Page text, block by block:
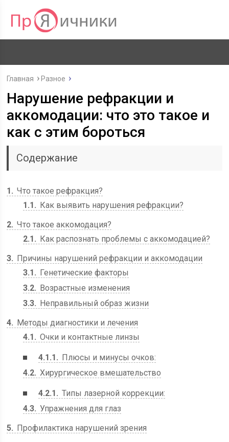
Главная Разное
Нарушение рефракции и
аккомодации: что это такое и
как с этим бороться
Содержание
1
Что такое рефракция?
1.1
Как выявить нарушения рефракции?
2 Что такое аккомодация?
2.1
Как распознать проблемы с аккомодацией?
3
Причины нарушений рефракции и аккомодации
3.1
Генетические факторы
3.2
Возрастные изменения
3.3
Неправильный образ жизни
4
Методы диагностики и лечения
4.1
Очки и контактные линзы
4.1.1
Плюсы и минусы очков:
4.2 Хирургическое вмешательство
4.2.1
Типы лазерной коррекции:
4.3 Упражнения для глаз
5
Профилактика нарушений зрения